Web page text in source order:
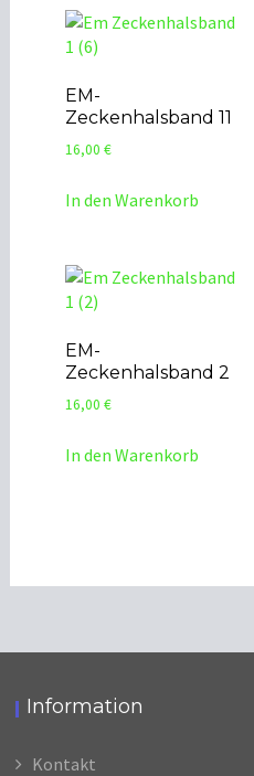
EM-
Zeckenhalsband 11
16,00€
In den Warenkorb
EM-
Zeckenhalsband 2
16,00€
In den Warenkorb
Information
Kontakt